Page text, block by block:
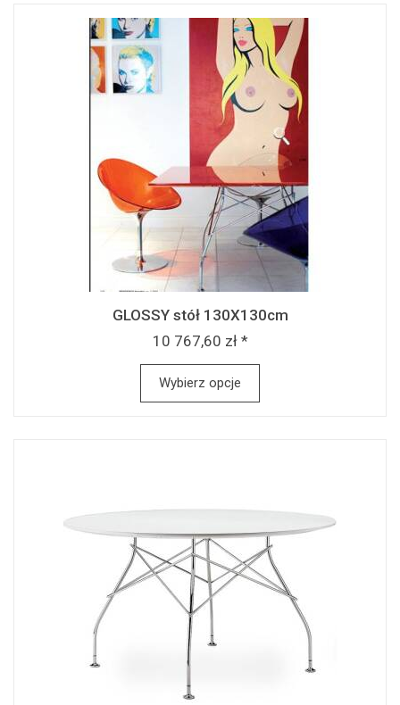
GLOSSY stół 130X130cm
10 767,60 zł *
Wybierz opcje